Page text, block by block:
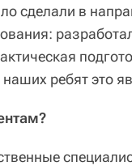
сделали в
ребят это